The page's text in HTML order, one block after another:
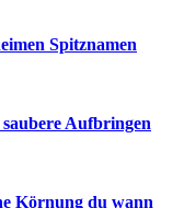
Spitznamen
Aufbringen
Körnung du wann